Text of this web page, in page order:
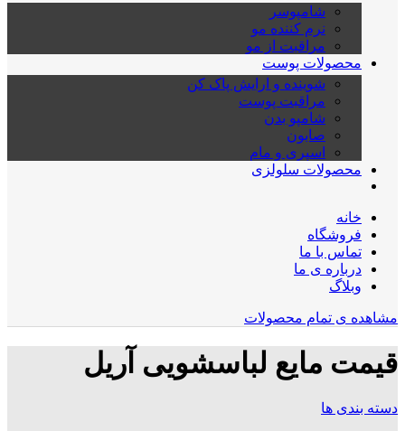
شامپوسر
نرم کننده مو
مراقبت از مو
محصولات پوست
شوینده و ارایش پاک کن
مراقبت پوست
شامپو بدن
صابون
اسپری و مام
محصولات سلولزی
خانه
فروشگاه
تماس با ما
درباره ی ما
وبلاگ
مشاهده ی تمام محصولات
قیمت مایع لباسشویی آریل
دسته بندی ها